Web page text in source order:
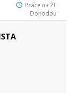
Práce na ŽL
Dohodou